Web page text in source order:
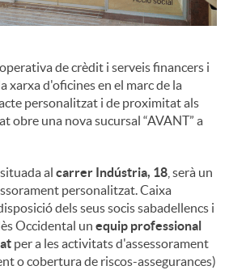
de crèdit i serveis financers i
xarxa d'oficines en el marc de la
personalitzat i de proximitat als
obre una nova sucursal “AVANT” a
al carrer Indústria, 18 , serà un
personalitzat. Caixa
dels seus socis sabadellencs i
Occidental un equip professional
per a les activitats d'assessorament
o cobertura de riscos-assegurances)